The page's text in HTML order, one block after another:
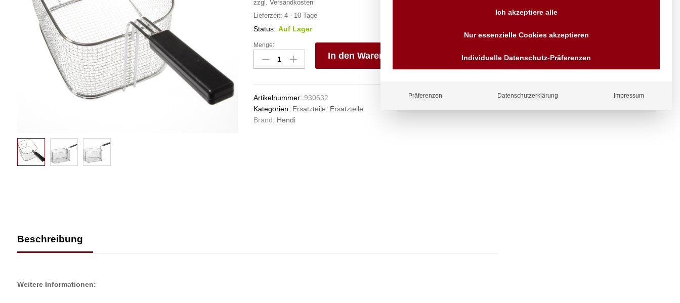
zzgl. Versandkosten
Lieferzeit: 4 - 10 Tage
Status: Auf Lager
Frittierkorb,
HENDI,
6
205815
205853,
238x185x(H)100mm
Menge:
In den Warenkorb
Vergl
Artikelnummer: 930632
Kategorien: Ersatzteile, Ersatzteile
Brand: Hendi
Beschreibung
Weitere Informationen:
Anfragen
Wir sind seit über 40 Jahren
für Sie da
Vorrauskasse Paypal,
Kreditkarte, Direkt
Ich akzeptiere alle
Nur essenzielle Cookies akzeptieren
Individuelle Datenschutz-Präferenzen
Präferenzen Datenschutzerklärung Impressum